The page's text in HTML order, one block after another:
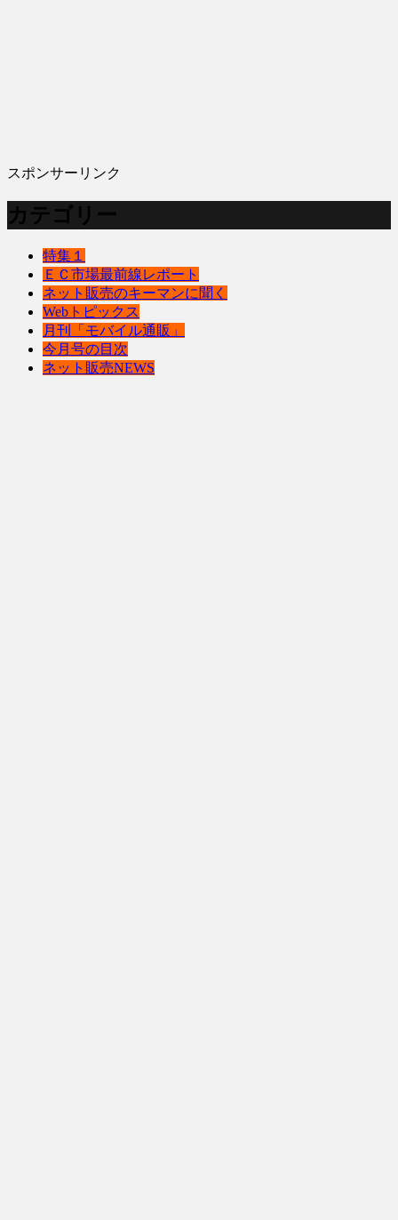
スポンサーリンク
カテゴリー
特集１
ＥＣ市場最前線レポート
ネット販売のキーマンに聞く
Webトピックス
月刊「モバイル通販」
今月号の目次
ネット販売NEWS